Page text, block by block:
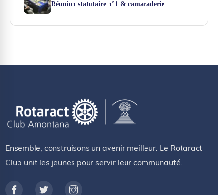
Réunion statutaire n°1 & camaraderie
Ensemble, construisons un avenir meilleur. Le Rotaract
Club unit les jeunes pour servir leur communauté.